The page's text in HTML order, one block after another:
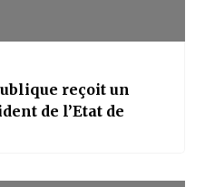
reçoit un
de l’Etat de